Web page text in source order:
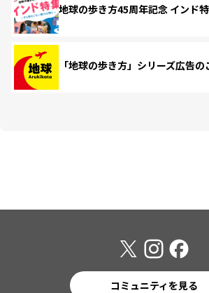
地球の歩き方45周年記念 インド
「地球の歩き方」シリーズ広告の
コミュニティを見る